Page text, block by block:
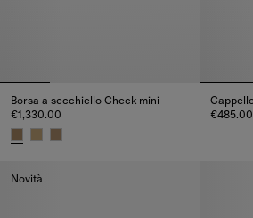
Borsa a secchiello Check mini
€1,330.00
€485.00
Novità